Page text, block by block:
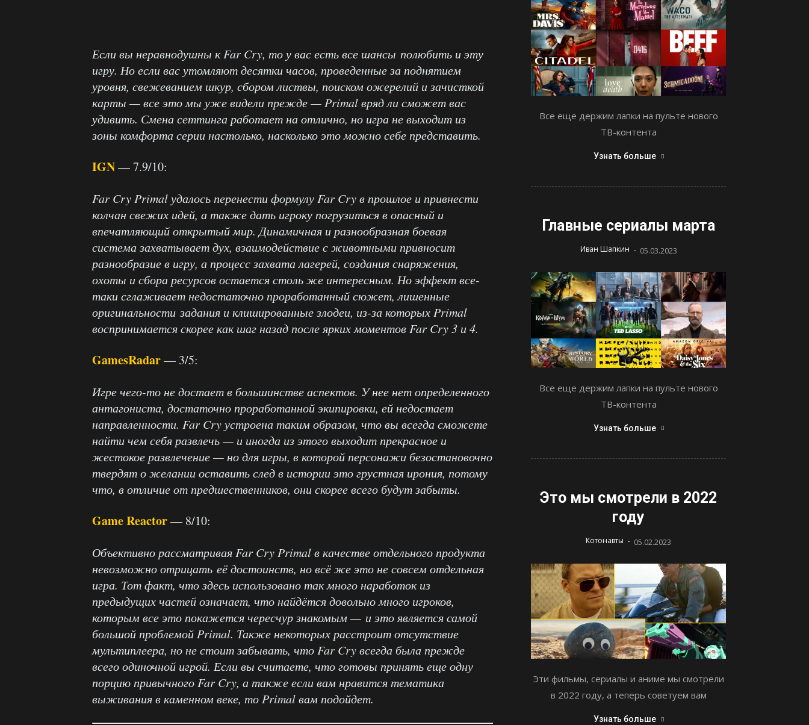
Если вы неравнодушны к Far Cry, то у вас есть все шансы полюбить и эту
игру. Но если вас утомляют десятки часов, проведенные за поднятием
уровня, свежеванием шкур, сбором листвы, поиском ожерелий и зачисткой
карты — все это мы уже видели прежде — Primal вряд ли сможет вас
удивить. Смена сеттинга работает на отлично, но игра не выходит из
зоны комфорта серии настолько, насколько это можно себе представить.
IGN— 7.9/10:
Far Cry Primal удалось перенести формулу Far Cry в прошлое и привнести
колчан свежих идей, а также дать игроку погрузиться в опасный и
впечатляющий открытый мир. Динамичная и разнообразная боевая
система захватывает дух, взаимодействие с животными привносит
разнообразие в игру, а процесс захвата лагерей, создания снаряжения,
охоты и сбора ресурсов остается столь же интересным. Но эффект все-
таки сглаживает недостаточно проработанный сюжет, лишенные
оригинальности задания и клишированные злодеи, из-за которых Primal
воспринимается скорее как шаг назад после ярких моментов Far Cry 3 и 4.
GamesRadar— 3/5:
Игре чего-то не достает в большинстве аспектов. У нее нет определенного
антагониста, достаточно проработанной экипировки, ей недостает
направленности. Far Cry устроена таким образом, что вы всегда сможете
найти чем себя развлечь — и иногда из этого выходит прекрасное и
жестокое развлечение — но для игры, в которой персонажи безостановочно
твердят о желании оставить след в истории это грустная ирония, потому
что, в отличие от предшественников, они скорее всего будут забыты.
Game Reactor— 8/10:
Объективно рассматривая Far Cry Primal в качестве отдельного продукта
невозможно отрицать её достоинств, но всё же это не совсем отдельная
игра. Тот факт, что здесь использовано так много наработок из
предыдущих частей означает, что найдётся довольно много игроков,
которым все это покажется чересчур знакомым — и это является самой
большой проблемой Primal. Также некоторых расстроит отсутствие
мультиплеера, но не стоит забывать, что Far Cry всегда была прежде
всего одиночной игрой. Если вы считаете, что готовы принять еще одну
порцию привычного Far Cry, а также если вам нравится тематика
выживания в каменном веке, то Primal вам подойдет.
Все еще держим лапки на пульте нового
ТВ-контента
Узнать больше
Главные сериалы марта
Иван Шапкин - 05.03.2023
Все еще держим лапки на пульте нового
ТВ-контента
Узнать больше
Это мы смотрели в 2022
году
Котонавты - 05.02.2023
Эти фильмы, сериалы и аниме мы смотрели
в 2022 году, а теперь советуем вам
Узнать больше